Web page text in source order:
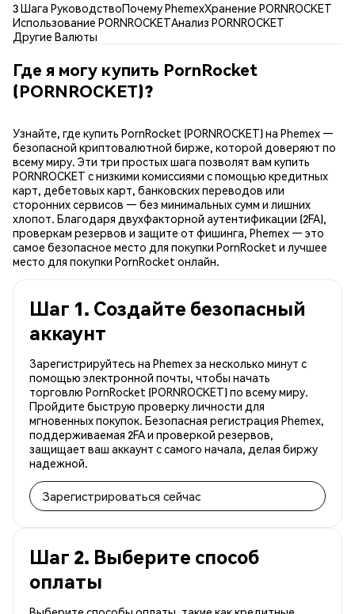
3 Шага РуководствоПочему PhemexХранение PORNROCKET
Использование PORNROCKETАнализ PORNROCKET
Другие Валюты
Где я могу купить PornRocket
(PORNROCKET)?
Узнайте, где купить PornRocket (PORNROCKET) на Phemex —
безопасной криптовалютной бирже, которой доверяют по
всему миру. Эти три простых шага позволят вам купить
PORNROCKET с низкими комиссиями с помощью кредитных
карт, дебетовых карт, банковских переводов или
сторонних сервисов — без минимальных сумм и лишних
хлопот. Благодаря двухфакторной аутентификации (2FA),
проверкам резервов и защите от фишинга, Phemex — это
самое безопасное место для покупки PornRocket и лучшее
место для покупки PornRocket онлайн.
Шаг 1. Создайте безопасный
аккаунт
Зарегистрируйтесь на Phemex за несколько минут с
помощью электронной почты, чтобы начать
торговлю PornRocket (PORNROCKET) по всему миру.
Пройдите быструю проверку личности для
мгновенных покупок. Безопасная регистрация Phemex,
поддерживаемая 2FA и проверкой резервов,
защищает ваш аккаунт с самого начала, делая биржу
надежной.
Зарегистрироваться сейчас
Шаг 2. Выберите способ
оплаты